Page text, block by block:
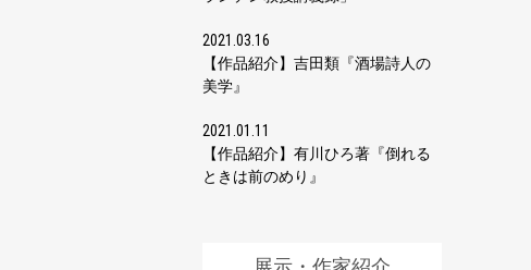
2021.03.16
【作品紹介】吉田類『酒場詩人の
美学』
2021.01.11
【作品紹介】有川ひろ著『倒れる
ときは前のめり』